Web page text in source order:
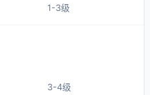
1-3级
3-4级